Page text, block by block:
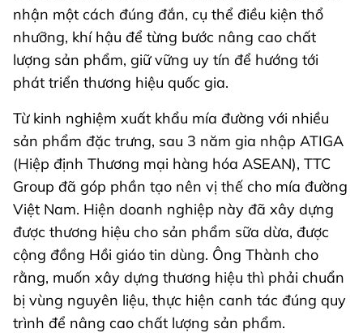
nhận một cách đúng đắn, cụ thể điều kiện thổ
nhưỡng, khí hậu để từng bước nâng cao chất
lượng sản phẩm, giữ vững uy tín để hướng tới
phát triển thương hiệu quốc gia.
Từ kinh nghiệm xuất khẩu mía đường với nhiều
sản phẩm đặc trưng, sau 3 năm gia nhập ATIGA
(Hiệp định Thương mại hàng hóa ASEAN), TTC
Group đã góp phần tạo nên vị thế cho mía đường
Việt Nam. Hiện doanh nghiệp này đã xây dựng
được thương hiệu cho sản phẩm sữa dừa, được
cộng đồng Hồi giáo tin dùng. Ông Thành cho
rằng, muốn xây dựng thương hiệu thì phải chuẩn
bị vùng nguyên liệu, thực hiện canh tác đúng quy
trình để nâng cao chất lượng sản phẩm.